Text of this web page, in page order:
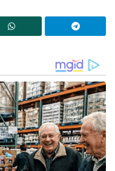
ഗാർഡ്
നിയന്ത്രണ
ഏക്കർ
ഡ്രോൺ
സർവേ
ആഴ്ചകൾക്കുള്ളിൽ
പ്രദേശം
വ്യക്തമാക്കി.